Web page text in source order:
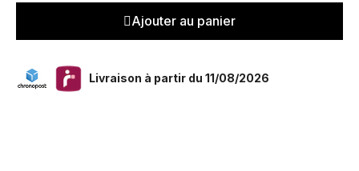
Ajouter au panier
Livraison à partir du 11/08/2026